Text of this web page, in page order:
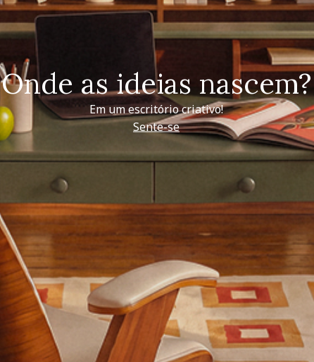
Onde as ideias nascem?
Em um escritório criativo!
Sente-se